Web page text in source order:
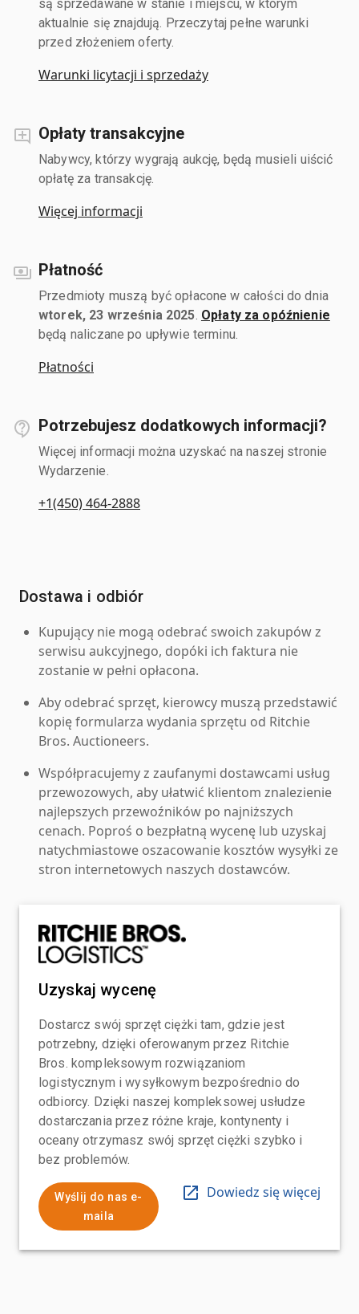
są sprzedawane w stanie i miejscu, w którym
aktualnie się znajdują. Przeczytaj pełne warunki
przed złożeniem oferty.
Warunki licytacji i sprzedaży
Opłaty transakcyjne
Nabywcy, którzy wygrają aukcję, będą musieli uiścić
opłatę za transakcję.
Więcej informacji
Płatność
Przedmioty muszą być opłacone w całości do dnia
wtorek, 23 września 2025 Opłaty za opóźnienie
będą naliczane po upływie terminu.
Płatności
Potrzebujesz dodatkowych informacji?
Więcej informacji można uzyskać na naszej stronie
Wydarzenie.
+1(450) 464-2888
Dostawa i odbiór
Kupujący nie mogą odebrać swoich zakupów z
serwisu aukcyjnego, dopóki ich faktura nie
zostanie w pełni opłacona.
Aby odebrać sprzęt, kierowcy muszą przedstawić
kopię formularza wydania sprzętu od Ritchie
Bros. Auctioneers.
Współpracujemy z zaufanymi dostawcami usług
przewozowych, aby ułatwić klientom znalezienie
najlepszych przewoźników po najniższych
cenach. Poproś o bezpłatną wycenę lub uzyskaj
natychmiastowe oszacowanie kosztów wysyłki ze
stron internetowych naszych dostawców.
Uzyskaj wycenę
Dostarcz swój sprzęt ciężki tam, gdzie jest
potrzebny, dzięki oferowanym przez Ritchie
Bros. kompleksowym rozwiązaniom
logistycznym i wysyłkowym bezpośrednio do
odbiorcy. Dzięki naszej kompleksowej usłudze
dostarczania przez różne kraje, kontynenty i
oceany otrzymasz swój sprzęt ciężki szybko i
bez problemów.
Wyślij do nas e-
maila
Dowiedz się więcej